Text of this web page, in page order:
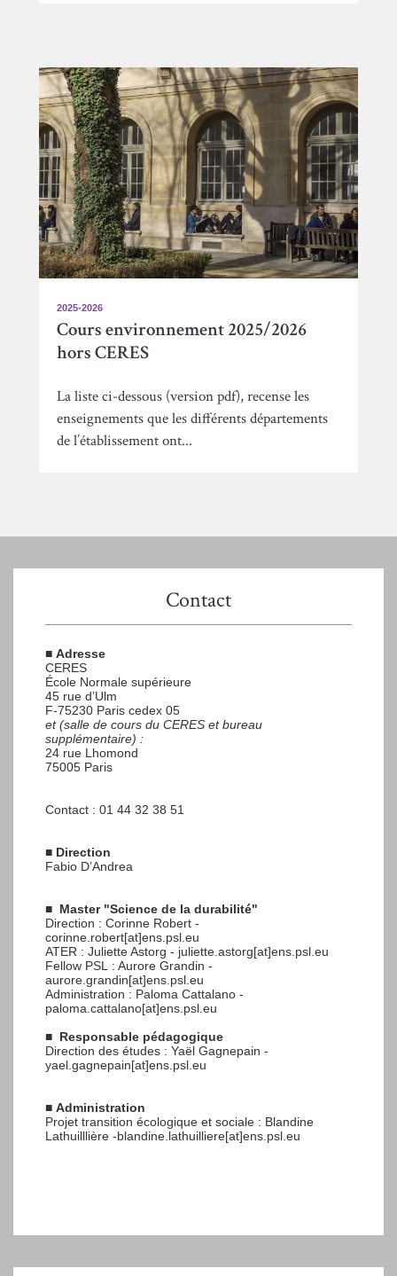
2025-2026
Cours environnement 2025/2026
hors CERES
La liste ci-dessous (version pdf), recense les
enseignements que les différents départements
de l’établissement ont...
Contact
■ Adresse
CERES
École Normale supérieure
45 rue d’Ulm
F-75230 Paris cedex 05
et (salle de cours du CERES et bureau
supplémentaire) :
24 rue Lhomond
75005 Paris
Contact : 01 44 32 38 51
■ Direction
Fabio D’Andrea
■ Master "Science de la durabilité"
Direction : Corinne Robert -
corinne.robert[at]ens.psl.eu
ATER : Juliette Astorg - juliette.astorg[at]ens.psl.eu
Fellow PSL : Aurore Grandin -
aurore.grandin[at]ens.psl.eu
Administration : Paloma Cattalano -
paloma.cattalano[at]ens.psl.eu
■ Responsable pédagogique
Direction des études : Yaël Gagnepain -
yael.gagnepain[at]ens.psl.eu
■ Administration
Projet transition écologique et sociale : Blandine
Lathuilllière -blandine.lathuilliere[at]ens.psl.eu